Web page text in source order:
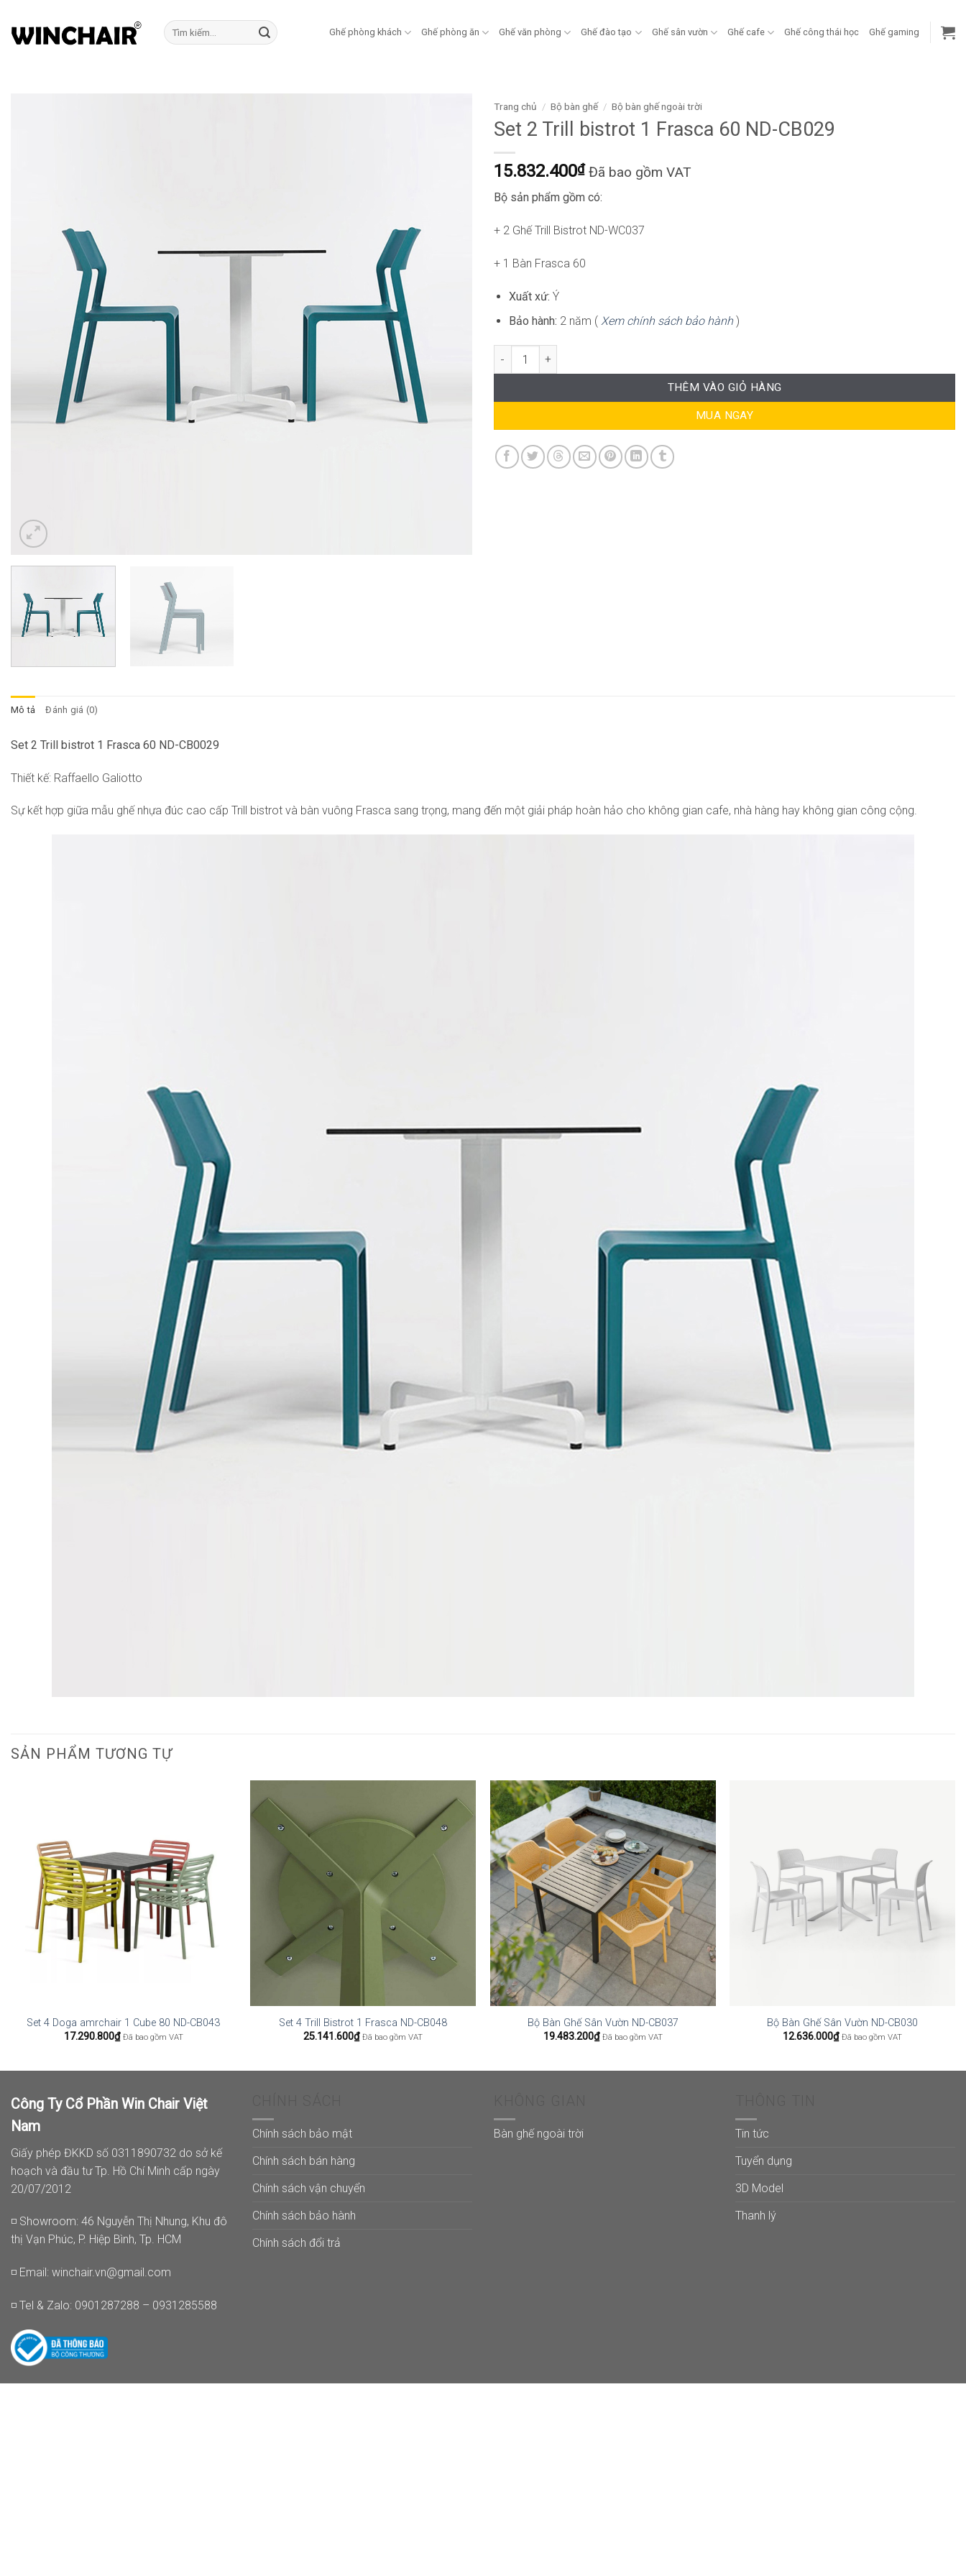
qua
Tìm
kiếm:
Ghế phòng khách Ghế phòng ăn Ghế văn phòng Ghế đào tạo Ghế sân vườn Ghế cafe Ghế công thái học Ghế gaming
Trang chủ / Bộ bàn ghế / Bộ bàn ghế ngoài trời
Set 2 Trill bistrot 1 Frasca 60 ND-CB029
15.832.400₫ Đã bao gồm VAT
Bộ sản phẩm gồm có:
+ 2 Ghế Trill Bistrot ND-WC037
+ 1 Bàn Frasca 60
Xuất xứ: Ý
Bảo hành: 2 năm ( Xem chính sách bảo hành)
Set 2 Trill bistrot 1 Frasca 60 ND-CB029 số lượng
THÊM VÀO GIỎ HÀNG
MUA NGAY
Mô tả Đánh giá (0)
Set 2 Trill bistrot 1 Frasca 60 ND-CB0029
Thiết kế: Raffaello Galiotto
Sự kết hợp giữa mẫu ghế nhựa đúc cao cấp Trill bistrot và bàn vuông Frasca sang trọng, mang đến một giải pháp hoàn hảo cho không gian cafe, nhà hàng hay không gian công cộng.
SẢN PHẨM TƯƠNG TỰ
Set 4 Doga amrchair 1 Cube 80 ND-CB043
17.290.800₫ Đã bao gồm VAT
Set 4 Trill Bistrot 1 Frasca ND-CB048
25.141.600₫ Đã bao gồm VAT
Bộ Bàn Ghế Sân Vườn ND-CB037
19.483.200₫ Đã bao gồm VAT
Bộ Bàn Ghế Sân Vườn ND-CB030
12.636.000₫ Đã bao gồm VAT
Công Ty Cổ Phần Win Chair Việt
Nam
Giấy phép ĐKKD số 0311890732 do sở kế
hoạch và đầu tư Tp. Hồ Chí Minh cấp ngày
20/07/2012
◽ Showroom: 46 Nguyễn Thị Nhung, Khu đô
thị Vạn Phúc, P. Hiệp Bình, Tp. HCM
◽ Email: winchair.vn@gmail.com
◽ Tel & Zalo: 0901287288 – 0931285588
Chính sách bảo mật
Chính sách bán hàng
Chính sách vận chuyển
Chính sách bảo hành
Chính sách đổi trả
Bàn ghế ngoài trời
Tin tức
Tuyển dụng
3D Model
Thanh lý